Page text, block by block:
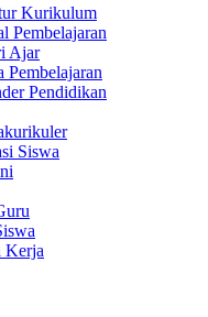
Kurikulum
Pembelajaran
Ajar
Pembelajaran
Pendidikan
Siswa
Kerja